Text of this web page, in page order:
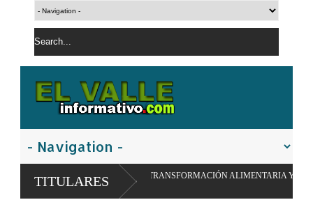
TITULARES
DE TRANSFORMACIÓN ALIMENTARIA Y REDES ESCOLARES